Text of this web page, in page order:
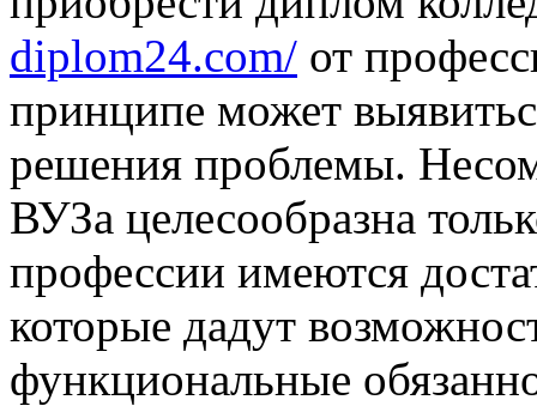
diplom24.com/ от
принципе может
решения проблемы.
ВУЗа целесообразна
профессии имеются
которые дадут
функциональные